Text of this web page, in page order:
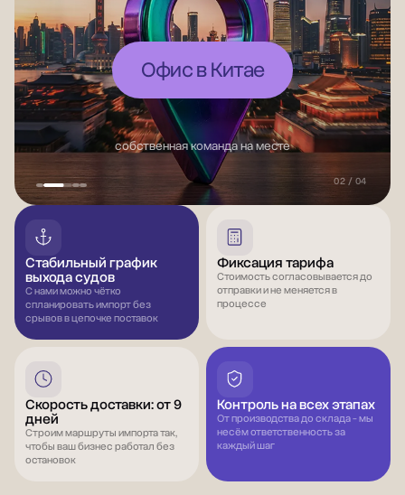
Ответственность
гарантируем сохранность груза
03 / 04
Стабильный график
выхода судов
С нами можно чётко
спланировать импорт без
срывов в цепочке поставок
Фиксация тарифа
Стоимость согласовывается до
отправки и не меняется в
процессе
Скорость доставки: от 9
дней
Строим маршруты импорта так,
чтобы ваш бизнес работал без
остановок
Контроль на всех этапах
От производства до склада - мы
несём ответственность за
каждый шаг